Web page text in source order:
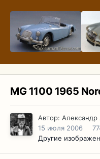
MG 1100 1965
Автор: Александр
15 июля 2006
Другие